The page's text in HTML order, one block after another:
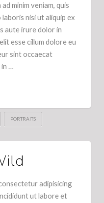
minim veniam, quis
nisi ut aliquip ex
aute irure dolor in
esse cillum dolore eu
sint occaecat
…
PORTRAITS
adipisicing
ut labore et